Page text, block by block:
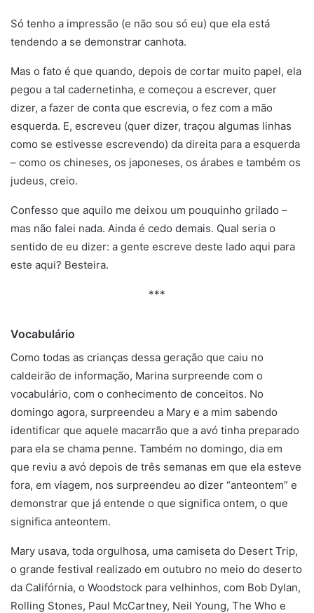
Só tenho a impressão (e não sou só eu) que ela está
tendendo a se demonstrar canhota.
Mas o fato é que quando, depois de cortar muito papel, ela
pegou a tal cadernetinha, e começou a escrever, quer
dizer, a fazer de conta que escrevia, o fez com a mão
esquerda. E, escreveu (quer dizer, traçou algumas linhas
como se estivesse escrevendo) da direita para a esquerda
– como os chineses, os japoneses, os árabes e também os
judeus, creio.
Confesso que aquilo me deixou um pouquinho grilado –
mas não falei nada. Ainda é cedo demais. Qual seria o
sentido de eu dizer: a gente escreve deste lado aqui para
este aqui? Besteira.
***
Vocabulário
Como todas as crianças dessa geração que caiu no
caldeirão de informação, Marina surpreende com o
vocabulário, com o conhecimento de conceitos. No
domingo agora, surpreendeu a Mary e a mim sabendo
identificar que aquele macarrão que a avó tinha preparado
para ela se chama penne. Também no domingo, dia em
que reviu a avó depois de três semanas em que ela esteve
fora, em viagem, nos surpreendeu ao dizer “anteontem” e
demonstrar que já entende o que significa ontem, o que
significa anteontem.
Mary usava, toda orgulhosa, uma camiseta do Desert Trip,
o grande festival realizado em outubro no meio do deserto
da Califórnia, o Woodstock para velhinhos, com Bob Dylan,
Rolling Stones, Paul McCartney, Neil Young, The Who e